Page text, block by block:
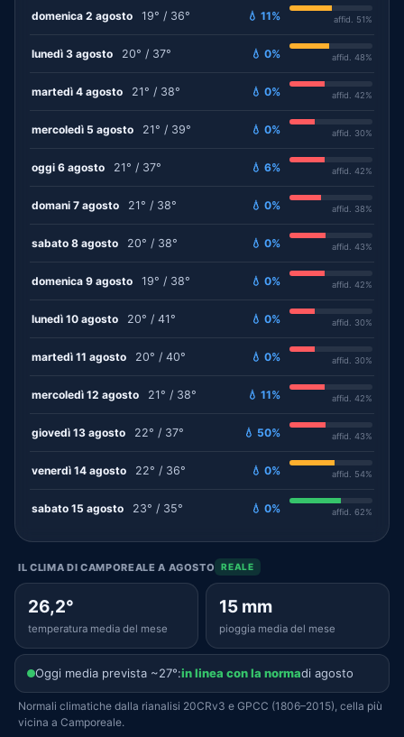
domenica 2 agosto 19° / 36° 💧 11% affid. 51%
lunedì 3 agosto 20° / 37° 💧 0% affid. 48%
martedì 4 agosto 21° / 38° 💧 0% affid. 42%
mercoledì 5 agosto 21° / 39° 💧 0% affid. 30%
oggi 6 agosto 21° / 37° 💧 6% affid. 42%
domani 7 agosto 21° / 38° 💧 0% affid. 38%
sabato 8 agosto 20° / 38° 💧 0% affid. 43%
domenica 9 agosto 19° / 38° 💧 0% affid. 42%
lunedì 10 agosto 20° / 41° 💧 0% affid. 30%
martedì 11 agosto 20° / 40° 💧 0% affid. 30%
mercoledì 12 agosto 21° / 38° 💧 11% affid. 42%
giovedì 13 agosto 22° / 37° 💧 50% affid. 43%
venerdì 14 agosto 22° / 36° 💧 0% affid. 54%
sabato 15 agosto 23° / 35° 💧 0% affid. 62%
IL CLIMA DI CAMPOREALE A AGOSTO REALE
26,2°
temperatura media del mese
15 mm
pioggia media del mese
Oggi media prevista ~27°:in linea con la normadi agosto
Normali climatiche dalla rianalisi 20CRv3 e GPCC (1806–2015), cella più
vicina a Camporeale.